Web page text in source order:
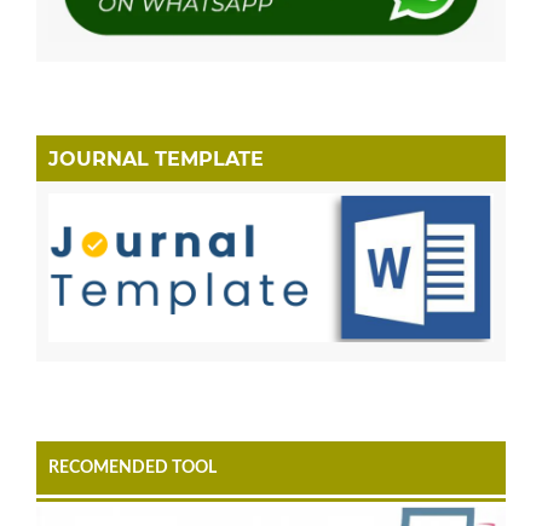
JOURNAL TEMPLATE
RECOMENDED TOOL